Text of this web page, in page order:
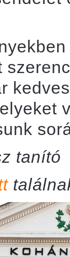
tanító